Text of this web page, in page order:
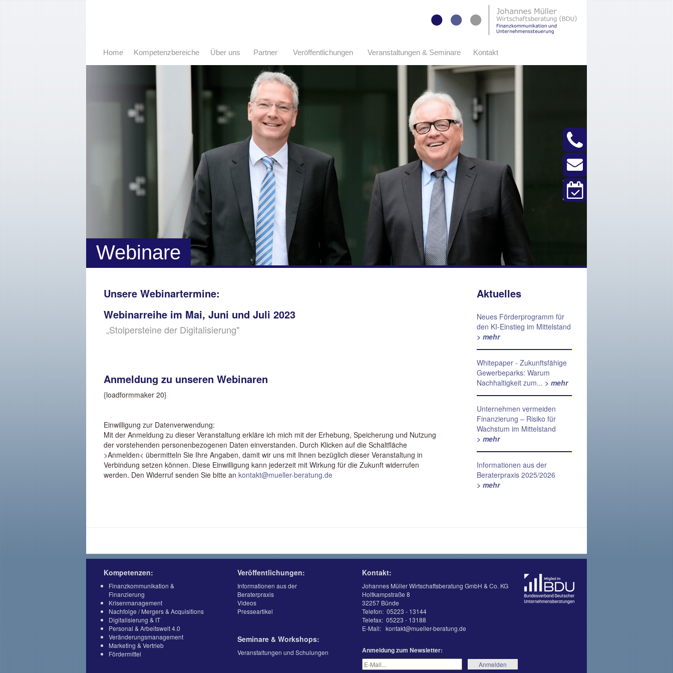
Home Kompetenzbereiche Über uns Partner Veröffentlichungen Veranstaltungen & Seminare Kontakt
Webinare
Unsere Webinartermine:
Webinarreihe im Mai, Juni und Juli 2023
„Stolpersteine der Digitalisierung"
Anmeldung zu unseren Webinaren
{loadformmaker 20}
Einwilligung zur Datenverwendung:
Mit der Anmeldung zu dieser Veranstaltung erkläre ich mich mit der Erhebung, Speicherung und Nutzung
der vorstehenden personenbezogenen Daten einverstanden. Durch Klicken auf die Schaltfläche
>Anmelden< übermitteln Sie Ihre Angaben, damit wir uns mit Ihnen bezüglich dieser Veranstaltung in
Verbindung setzen können. Diese Einwilligung kann jederzeit mit Wirkung für die Zukunft widerrufen
werden. Den Widerruf senden Sie bitte an kontakt@mueller-beratung.de
Aktuelles
Neues Förderprogramm für
den KI-Einstieg im Mittelstand
> mehr
Whitepaper - Zukunftsfähige
Gewerbeparks: Warum
Nachhaltigkeit zum... > mehr
Unternehmen vermeiden
Finanzierung – Risiko für
Wachstum im Mittelstand
> mehr
Informationen aus der
Beraterpraxis 2025/2026
> mehr
Kompetenzen:
Finanzkommunikation &
Finanzierung
Krisenmanagement
Nachfolge / Mergers & Acquisitions
Digitalisierung & IT
Personal & Arbeitswelt 4.0
Veränderungsmanagement
Marketing & Vertrieb
Fördermittel
Veröffentlichungen:
Informationen aus der
Beraterpraxis
Videos
Presseartikel
Seminare & Workshops:
Veranstaltungen und Schulungen
Kontakt:
Johannes Müller Wirtschaftsberatung GmbH & Co. KG
Holtkampstraße 8
32257 Bünde
Telefon: 05223 - 13144
Telefax: 05223 - 13188
E-Mail: kontakt@mueller-beratung.de
Anmeldung zum Newsletter: